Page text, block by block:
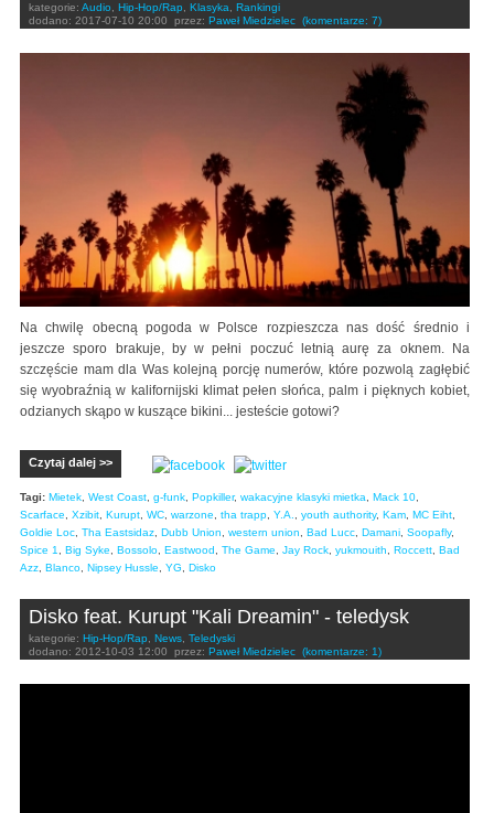
kategorie: Audio, Hip-Hop/Rap, Klasyka, Rankingi
dodano: 2017-07-10 20:00 przez: Paweł Miedzielec (komentarze: 7)
Na chwilę obecną pogoda w Polsce rozpieszcza nas dość średnio i
jeszcze sporo brakuje, by w pełni poczuć letnią aurę za oknem. Na
szczęście mam dla Was kolejną porcję numerów, które pozwolą zagłębić
się wyobraźnią w kalifornijski klimat pełen słońca, palm i pięknych kobiet,
odzianych skąpo w kuszące bikini... jesteście gotowi?
Czytaj dalej >>
Tagi: Mietek West Coast g-funk Popkiller, wakacyjne klasyki mietka Mack 10
Scarface
Xzibit Kurupt WC warzone tha trapp Y.A. youth authority, Kam MC Eiht
Goldie Loc Tha Eastsidaz Dubb Union western union Bad Lucc Damani Soopafly,
Spice 1
Big Syke Bossolo Eastwood The Game Jay Rock yukmouith Roccett Bad
Azz Blanco Nipsey Hussle YG Disko
Disko feat. Kurupt "Kali Dreamin" - teledysk
kategorie: Hip-Hop/Rap News Teledyski
dodano: 2012-10-03 12:00 przez: Paweł Miedzielec (komentarze: 1)